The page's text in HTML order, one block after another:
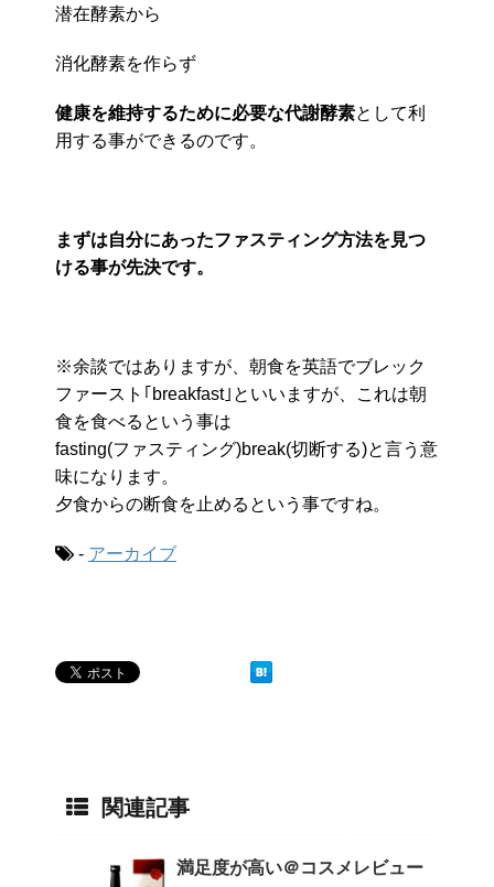
潜在酵素から
消化酵素を作らず
健康を維持するために必要な代謝酵素として利
用する事ができるのです。
まずは自分にあったファスティング方法を見つ
ける事が先決です。
※余談ではありますが、朝食を英語でブレック
ファースト｢breakfast｣といいますが、これは朝
食を食べるという事は
fasting(ファスティング)break(切断する)と言う意
味になります。
夕食からの断食を止めるという事ですね。
- アーカイブ
関連記事
満足度が高い＠コスメレビュー